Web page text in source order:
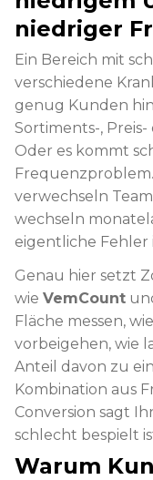
niedriger
Ein Bereich mit
verschiedene
genug Kunden
Sortiments-,
Oder es kommt
verwechseln
wechseln
eigentliche
Genau hier setzt
wie VemCount
Fläche messen,
vorbeigehen, wie
Anteil davon zu
Kombination aus
Conversion sagt
schlecht bespielt
Warum